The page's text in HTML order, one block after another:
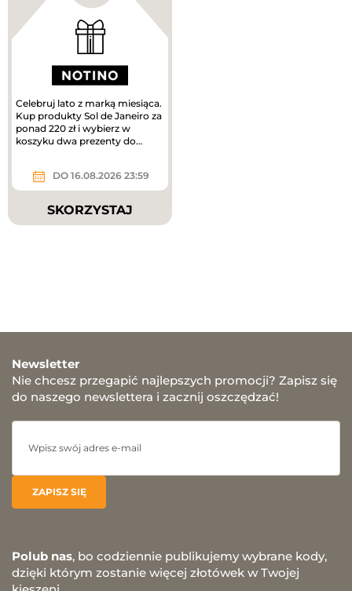
Celebruj lato z marką miesiąca.
Kup produkty Sol de Janeiro za
ponad 220 zł i wybierz w
koszyku dwa prezenty do
DO 16.08.2026 23:59
SKORZYSTAJ
Newsletter
Nie chcesz przegapić najlepszych promocji? Zapisz się
do naszego newslettera i zacznij oszczędzać!
Polub nas, bo codziennie publikujemy wybrane kody,
dzięki którym zostanie więcej złotówek w Twojej